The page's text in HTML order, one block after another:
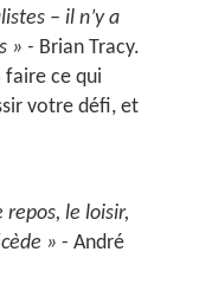
– il n’y a
» - Brian Tracy.
faire ce qui
votre défi, et
repos, le loisir,
» - André